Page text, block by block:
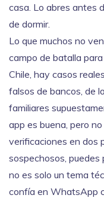
casa. Lo abres antes
de dormir.
Lo que muchos no
campo de batalla
Chile, hay casos
falsos de bancos, de
familiares
app es buena, pero
verificaciones en dos
sospechosos, puedes
no es solo un tema
confía en WhatsApp